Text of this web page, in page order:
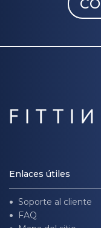
Enlaces útiles
Soporte al cliente
FAQ